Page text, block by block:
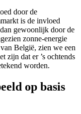
door de
is de invloed
gewoonlijk door de
zonne-energie
België, zien we een
zijn dat er ’s ochtends
worden.
op basis